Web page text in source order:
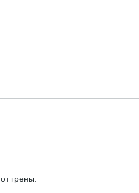
грены.